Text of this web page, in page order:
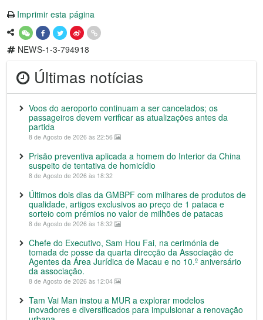
Imprimir esta página
NEWS-1-3-794918
Últimas notícias
Voos do aeroporto continuam a ser cancelados; os
passageiros devem verificar as atualizações antes da
partida
8 de Agosto de 2026 às 22:56
Prisão preventiva aplicada a homem do Interior da China
suspeito de tentativa de homicídio
8 de Agosto de 2026 às 18:32
Últimos dois dias da GMBPF com milhares de produtos de
qualidade, artigos exclusivos ao preço de 1 pataca e
sorteio com prémios no valor de milhões de patacas
8 de Agosto de 2026 às 18:32
Chefe do Executivo, Sam Hou Fai, na cerimónia de
tomada de posse da quarta direcção da Associação de
Agentes da Área Jurídica de Macau e no 10.º aniversário
da associação.
8 de Agosto de 2026 às 12:04
Tam Vai Man instou a MUR a explorar modelos
inovadores e diversificados para impulsionar a renovação